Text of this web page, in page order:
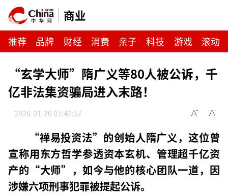
商业
推荐 品牌 财经 消费 亲子 科技 游戏 滚动
“玄学大师”隋广义等80人被公诉，千
亿非法集资骗局进入末路！
2026-01-26 07:42:57
“禅易投资法”的创始人隋广义，这位曾
宣称用东方哲学参透资本玄机、管理超千亿资
产的“大师”，如今与他的核心团队一道，因
涉嫌六项刑事犯罪被提起公诉。